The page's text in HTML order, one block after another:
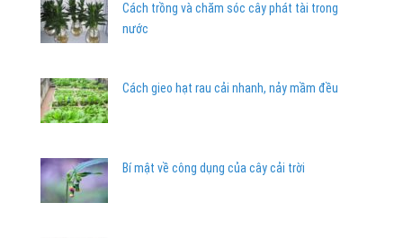
Cách trồng và chăm sóc cây phát tài trong
nước
Cách gieo hạt rau cải nhanh, nảy mầm đều
Bí mật về công dụng của cây cải trời